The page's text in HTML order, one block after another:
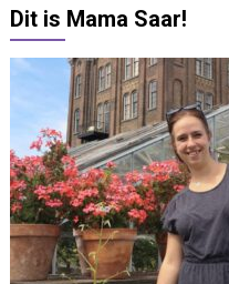
Dit is Mama Saar!